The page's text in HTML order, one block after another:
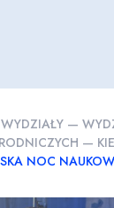
WYDZIAŁY —
—
NOC